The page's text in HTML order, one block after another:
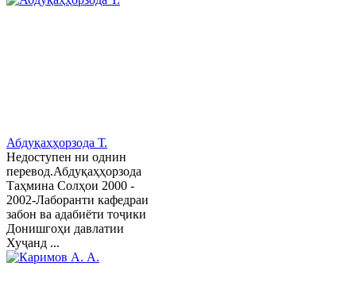
Абдуқаҳҳорзода Т.
Недоступен ни однин
перевод.Абдуқаҳҳорзода
Таҳмина Солҳои 2000 -
2002-Лаборанти кафедраи
забон ва адабиёти тоҷики
Донишгоҳи давлатии
Хуҷанд ...